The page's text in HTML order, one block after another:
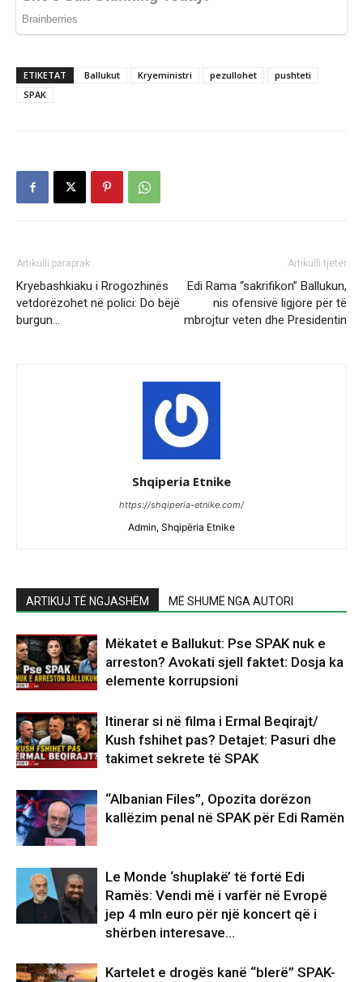
ETIKETAT Ballukut Kryeministri pezullohet
pushteti
SPAK
Artikulli paraprak
Kryebashkiaku i Rrogozhinës
vetdorëzohet në polici: Do bëjë
burgun…
Artikulli tjetër
Edi Rama “sakrifikon” Ballukun,
nis ofensivë ligjore për të
mbrojtur veten dhe Presidentin
Shqiperia Etnike
https://shqiperia-etnike.com/
Admin, Shqipëria Etnike
ARTIKUJ TË NGJASHËM MË SHUMË NGA AUTORI
Mëkatet e Ballukut: Pse SPAK nuk e
arreston? Avokati sjell faktet: Dosja ka
elemente korrupsioni
Itinerar si në filma i Ermal Beqirajt/
Kush fshihet pas? Detajet: Pasuri dhe
takimet sekrete të SPAK
“Albanian Files”, Opozita dorëzon
kallëzim penal në SPAK për Edi Ramën
Le Monde ‘shuplakë’ të fortë Edi
Ramës: Vendi më i varfër në Evropë
jep 4 mln euro për një koncert që i
shërben interesave...
Kartelet e drogës kanë “blerë” SPAK-